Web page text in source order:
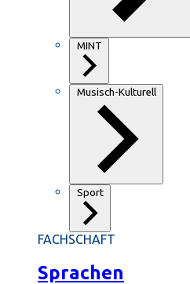
MINT
Musisch-Kulturell
Sport
FACHSCHAFT
Sprachen